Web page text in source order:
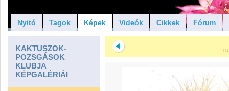
Nyitó Tagok Képek Videók Cikkek Fórum
KAKTUSZOK-
POZSGÁSOK
KLUBJA
KÉPGALÉRIÁI